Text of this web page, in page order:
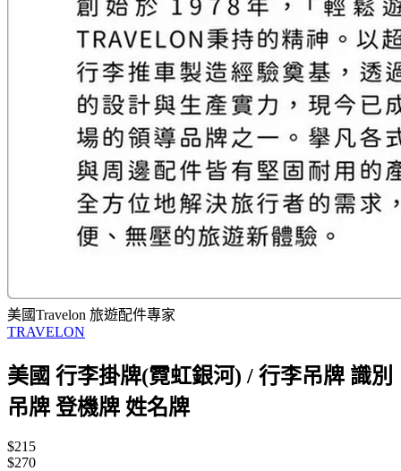
美國Travelon 旅遊配件專家
TRAVELON
美國 行李掛牌(霓虹銀河) / 行李吊牌 識別
吊牌 登機牌 姓名牌
$215
$270